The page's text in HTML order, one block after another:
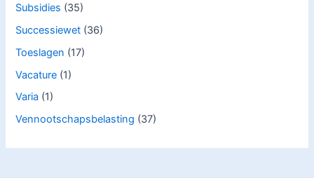
Subsidies (35)
Successiewet (36)
Toeslagen (17)
Vacature (1)
Varia (1)
Vennootschapsbelasting (37)